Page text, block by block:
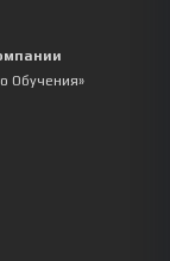
Обучения»